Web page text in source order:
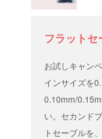
フラット
お試しキャン
インサイズを
0.10mm/
い。セカンド
トセーブルを